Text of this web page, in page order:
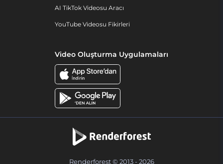
AI TikTok Videosu Aracı
YouTube Videosu Fikirleri
Video Oluşturma Uygulamaları
Renderforest © 2013 - 2026